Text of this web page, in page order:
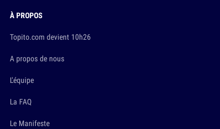
À PROPOS
Topito.com devient 10h26
A propos de nous
L'équipe
La FAQ
Le Manifeste